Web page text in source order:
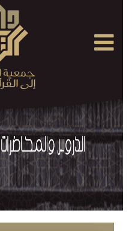
الدروس
والمحاضرات
المسموعة
الدروس
والمحاضرات